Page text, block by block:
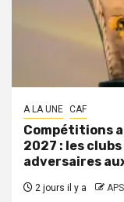
A LA UNE CAF
Compétitions
2027 : les
adversaires
2 jours il y a APS